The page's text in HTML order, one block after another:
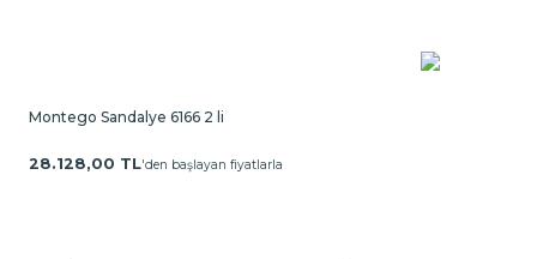
Montego Sandalye 6166 2 li
28.128,00 TL'den başlayan fiyatlarla